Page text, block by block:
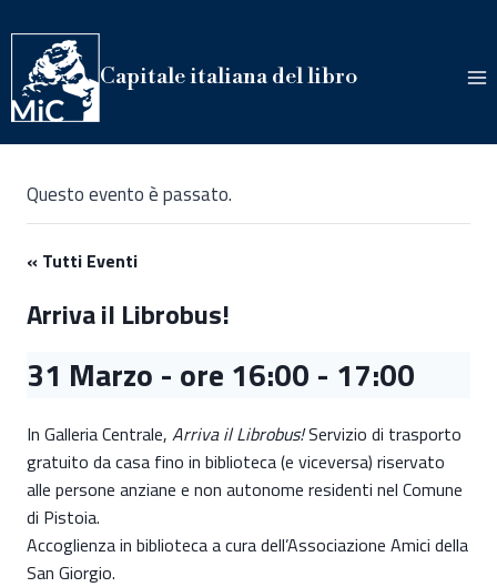
al
contenuto
Capitale italiana del libro
Questo evento è passato.
« Tutti Eventi
Arriva il Librobus!
31 Marzo - ore 16:00 - 17:00
In Galleria Centrale, Arriva il Librobus!Servizio di trasporto
gratuito da casa fino in biblioteca (e viceversa) riservato
alle persone anziane e non autonome residenti nel Comune
di Pistoia.
Accoglienza in biblioteca a cura dell’Associazione Amici della
San Giorgio.